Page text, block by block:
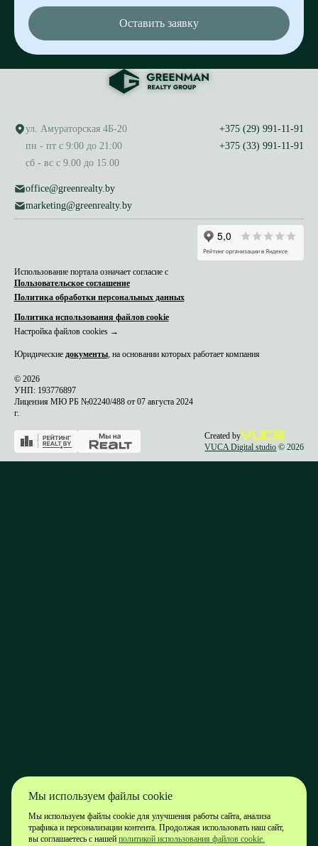
Оставить заявку
ул. Амураторская 4Б-20
пн - пт с 9:00 до 21:00
сб - вс с 9.00 до 15.00
office@greenrealty.by
marketing@greenrealty.by
+375 (29) 991-11-91
+375 (33) 991-11-91
Использование портала означает согласие с
Пользовательское соглашение
Политика обработки персональных данных
Политика использования файлов cookie
Настройка файлов cookies →
Юридические документы, на основании которых работает компания
© 2026
УНП: 193776897
Лицензия МЮ РБ №02240/488 от 07 августа 2024
г.
Created by
VUCA Digital studio © 2026
Мы используем файлы cookie
Мы используем файлы cookie для улучшения работы сайта, анализа
трафика и персонализации контента. Продолжая использовать наш сайт,
вы соглашаетесь с нашей политикой использования файлов cookie.